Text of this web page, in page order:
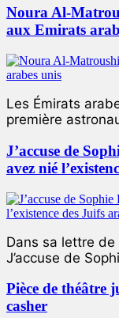
Noura Al-
aux Emirats
Les Émirats
première
J’accuse de
avez nié
Dans sa lettre de
J’accuse de
Pièce de théâtre
casher